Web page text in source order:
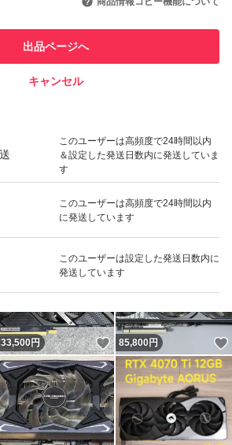
での取引実績があります
このユーザーは高頻度で24時間以内
＆設定した発送日数内に発送していま
す
このユーザーは高頻度で24時間以内
に発送しています
このユーザーは設定した発送日数内に
発送しています
出品ページへ
キャンセル
いいね！
56,000
いね！
33,500円 いいね！
85,800円